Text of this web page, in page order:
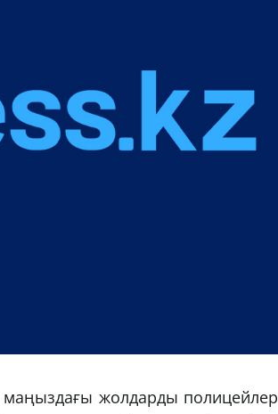
жолдарды полицейлер